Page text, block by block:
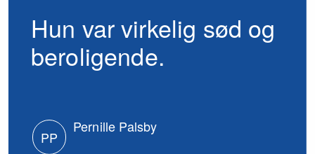
Hun var virkelig sød og
beroligende.
PP
Pernille Palsby